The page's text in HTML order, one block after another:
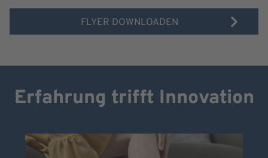
FLYER DOWNLOADEN
Erfahrung trifft Innovation